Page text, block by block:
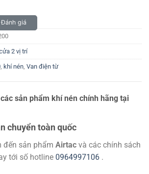
Đánh giá
2 vị trí
, khí nén, Van điện từ
sản phẩm khí nén chính hãng tại
chuyển toàn quốc
đến sản phẩm Airtac và các chính sách
tới số hotline 0964997106 .